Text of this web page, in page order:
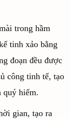
trong hầm
tinh xảo bằng
đoạn đều được
công tinh tế, tạo
quý hiếm.
gian, tạo ra